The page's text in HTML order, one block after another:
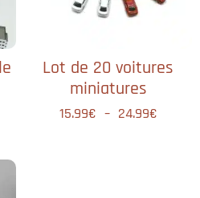
Lot de 20 voitures
miniatures
15.99€ – 24.99€